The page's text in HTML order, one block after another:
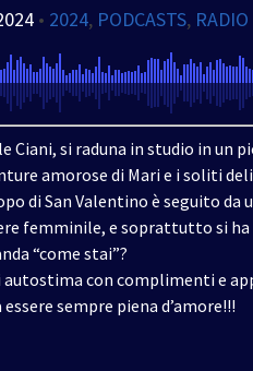
• 2024, PODCASTS,
Ciani, si raduna in studio in un
amorose di Mari e i soliti
di San Valentino è seguito
femminile, e soprattutto si
“come stai”?
autostima con complimenti e
sempre piena d’amore!!!